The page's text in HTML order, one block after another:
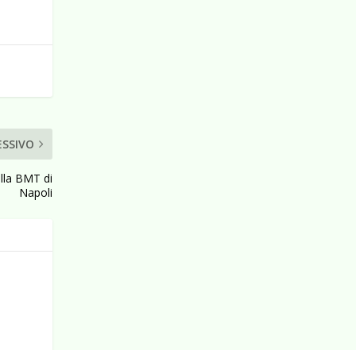
BMT di
Napoli